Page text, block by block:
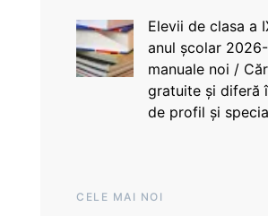
Elevii de clasa a
anul școlar
manuale noi /
gratuite și diferă
de profil și
CELE MAI NOI